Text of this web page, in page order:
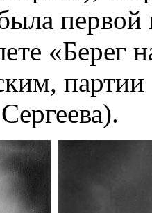
«Берег